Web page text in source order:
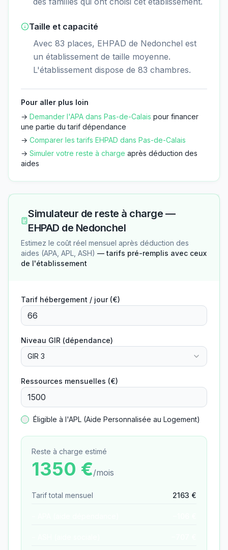
Taille et capacité
Avec 83 places, EHPAD de Nedonchel est
un établissement de taille moyenne.
L'établissement dispose de 83 chambres.
Pour aller plus loin
→ Demander l'APA dans Pas-de-Calais pour financer
une partie du tarif dépendance
→ Comparer les tarifs EHPAD dans Pas-de-Calais
→ Simuler votre reste à charge après déduction des
aides
Simulateur de reste à charge —
EHPAD de Nedonchel
Estimez le coût réel mensuel après déduction des
aides (APA, APL, ASH) — tarifs pré-remplis avec ceux
de l'établissement
Tarif hébergement / jour (€)
Niveau GIR (dépendance)
GIR 3
Ressources mensuelles (€)
Éligible à l'APL (Aide Personnalisée au Logement)
Reste à charge estimé
1350 €/mois
Tarif total mensuel 2163 €